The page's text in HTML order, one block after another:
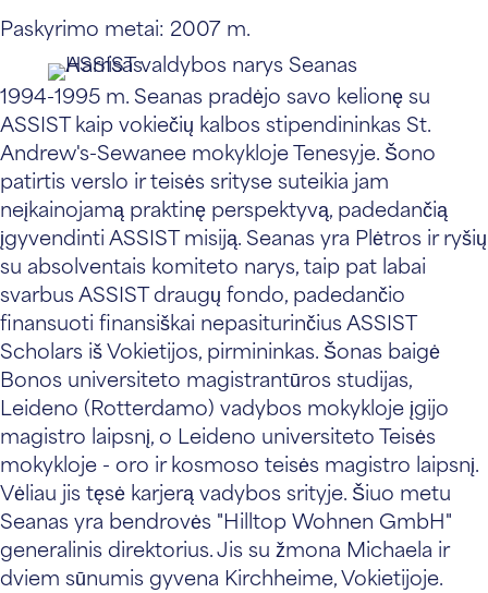
Paskyrimo metai: 2007 m.
1994-1995 m. Seanas pradėjo savo kelionę su
ASSIST kaip vokiečių kalbos stipendininkas St.
Andrew's-Sewanee mokykloje Tenesyje. Šono
patirtis verslo ir teisės srityse suteikia jam
neįkainojamą praktinę perspektyvą, padedančią
įgyvendinti ASSIST misiją. Seanas yra Plėtros ir ryšių
su absolventais komiteto narys, taip pat labai
svarbus ASSIST draugų fondo, padedančio
finansuoti finansiškai nepasiturinčius ASSIST
Scholars iš Vokietijos, pirmininkas. Šonas baigė
Bonos universiteto magistrantūros studijas,
Leideno (Rotterdamo) vadybos mokykloje įgijo
magistro laipsnį, o Leideno universiteto Teisės
mokykloje - oro ir kosmoso teisės magistro laipsnį.
Vėliau jis tęsė karjerą vadybos srityje. Šiuo metu
Seanas yra bendrovės "Hilltop Wohnen GmbH"
generalinis direktorius. Jis su žmona Michaela ir
dviem sūnumis gyvena Kirchheime, Vokietijoje.